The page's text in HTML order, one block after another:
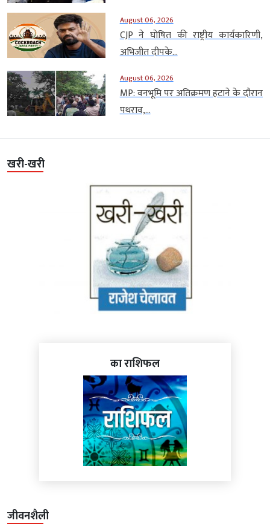
August 06, 2026
CJP ने घोषित की राष्ट्रीय कार्यकारिणी,
अभिजीत दीपके...
August 06, 2026
MP: वनभूमि पर अतिक्रमण हटाने के दौरान
पथराव,...
खरी-खरी
का राशिफल
जीवनशैली